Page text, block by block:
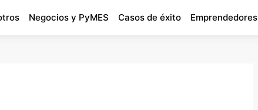
Negocios y PyMES Casos de éxito Emprendedores